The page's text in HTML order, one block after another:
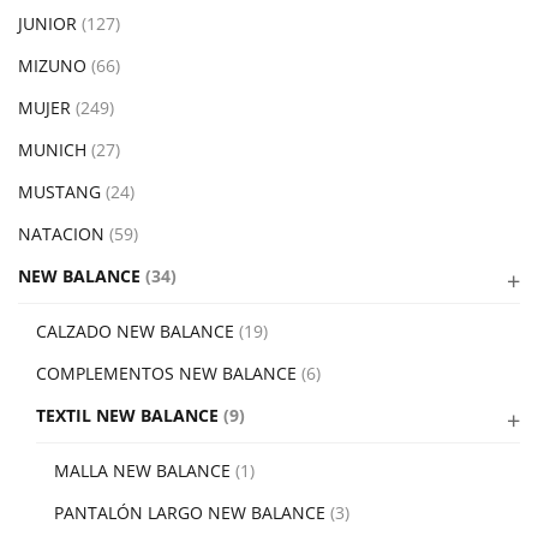
JUNIOR (127)
MIZUNO (66)
MUJER (249)
MUNICH (27)
MUSTANG (24)
NATACION (59)
NEW BALANCE (34)
CALZADO NEW BALANCE (19)
COMPLEMENTOS NEW BALANCE (6)
TEXTIL NEW BALANCE (9)
MALLA NEW BALANCE (1)
PANTALÓN LARGO NEW BALANCE (3)